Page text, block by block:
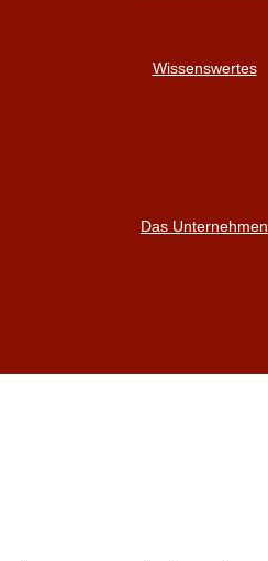
Wissenswertes
Das Unternehmen